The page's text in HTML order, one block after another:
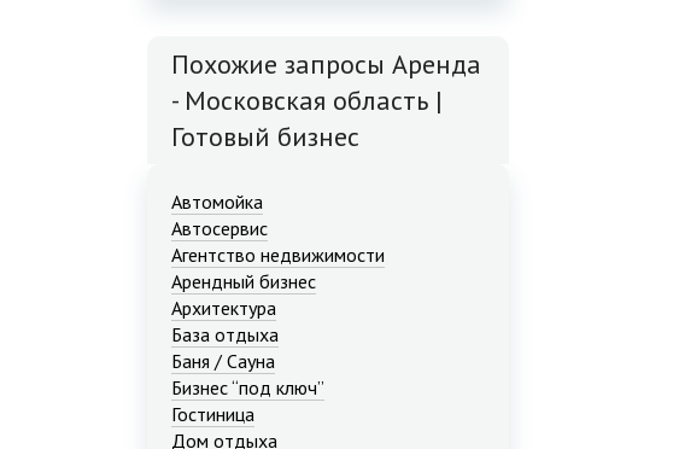
Похожие запросы Аренда
- Московская область |
Готовый бизнес
Автомойка
Автосервис
Агентство недвижимости
Арендный бизнес
Архитектура
База отдыха
Баня / Сауна
Бизнес “под ключ”
Гостиница
Дом отдыха